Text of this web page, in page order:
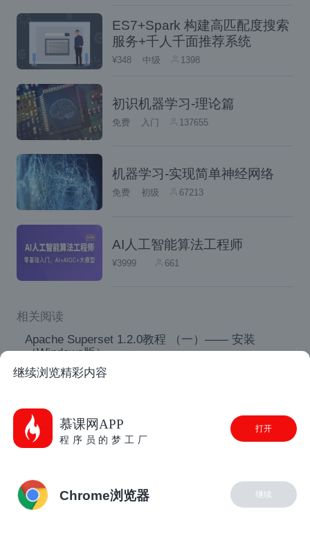
继续浏览精彩内容
慕课网APP
程序员的梦工厂
打开
Chrome浏览器 继续
符号调整过程
我们选择了 22 个公开可用的自然语言处理
（NLP） 数据集，用于符号调整过程。这些任
务在过去已被广泛使用，我们只选择分类类型
后，我们将标签重新映射到从以下三个类别之
一中选择的一组 ~30K 任意标签中的随机标
对于我们的实验，我们符号调谐 Flan-PaLM
，PaLM 的指令调谐变体。我们使用三种不同
lan-PaLM-62B 和 Flan-PaLM-540B。我们还
测试了Flan-cont-PaLM-62B（Flan-PaLM-6
2B，1.3T代币而不是780B代币），我们缩写
单词）的一组 ∼300K 任意符号。∼调谐过
ES7+Spark 构建高匹配度搜索
服务+千人千面推荐系统
¥348 中级 1398
初识机器学习-理论篇
免费 入门 137655
机器学习-实现简单神经网络
免费 初级 67213
AI人工智能算法工程师
¥3999 661
相关阅读
Apache Superset 1.2.0教程 （一）—— 安装
（Windows版）
【clickhouse专栏】clickhouse性能为何如此卓越
5分钟搞定 MongoDB 到 MongoDB 数据迁移和同步-
CloudCanal实战
五分钟掌握CloudCanal的数据校验与数据订正